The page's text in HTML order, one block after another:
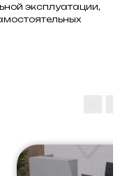
эксплуатации,